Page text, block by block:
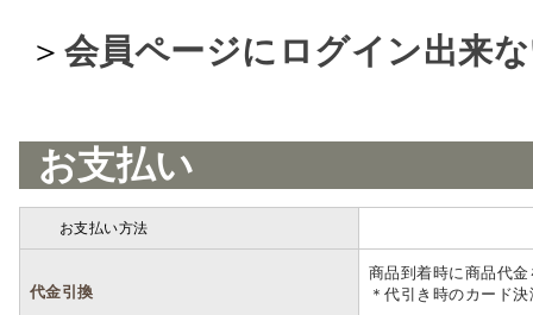
＞ 会員ページにログイン出来
お支払い
お支払い方法
代金引換
商品到着時に商品代
＊代引き時のカード